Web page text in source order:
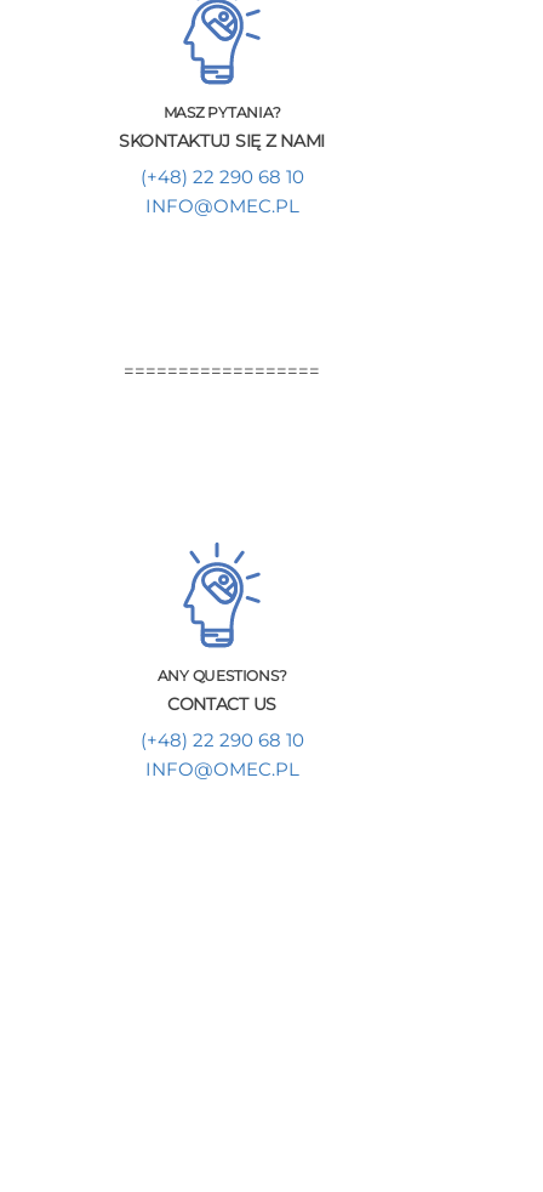
MASZ PYTANIA?
SKONTAKTUJ SIĘ Z NAMI
(+48) 22 290 68 10
INFO@OMEC.PL
==================
ANY QUESTIONS?
CONTACT US
(+48) 22 290 68 10
INFO@OMEC.PL